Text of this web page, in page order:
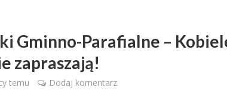
Gminno-Parafialne –
zapraszają!
temu Dodaj komentarz